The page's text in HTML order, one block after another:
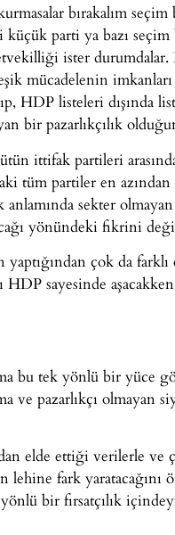
bırakalım seçim
küçük parti ya bazı
ister
mücadelenin
HDP listeleri dışında
bir pazarlıkçılık
ittifak partileri
tüm partiler en
sekter
yönündeki fikrini
çok da
HDP sayesinde
bu tek yönlü bir yüce
ve pazarlıkçı olmayan
elde ettiği verilerle ve
lehine fark
bir fırsatçılık